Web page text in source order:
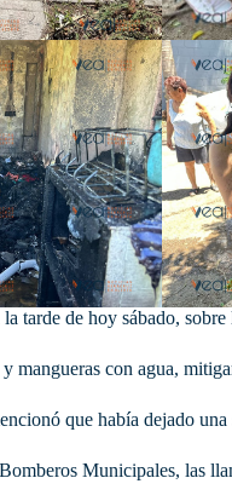
tarde de hoy sábado,
mangueras con agua,
que había dejado
Municipales, las